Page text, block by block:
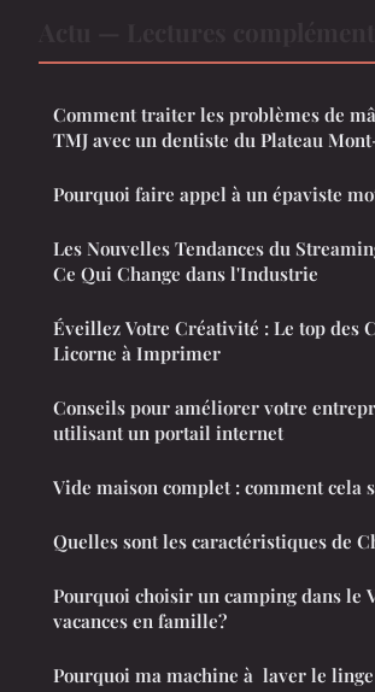
Comment traiter les problèmes de
TMJ avec un dentiste du Plateau
Pourquoi faire appel à un épaviste
Les Nouvelles Tendances du
Ce Qui Change dans l'Industrie
Éveillez Votre Créativité : Le top des
Licorne à Imprimer
Conseils pour améliorer votre
utilisant un portail internet
Vide maison complet : comment cela
Quelles sont les caractéristiques de
Pourquoi choisir un camping dans le
vacances en famille?
Pourquoi ma machine à laver le